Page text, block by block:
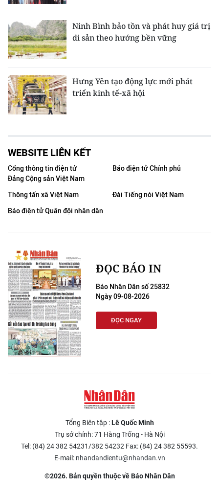
Ninh Bình bảo tồn và phát huy giá trị
di sản theo hướng bền vững
Hưng Yên tạo động lực mới phát
triển kinh tế-xã hội
WEBSITE LIÊN KẾT
Cổng thông tin điện tử
Đảng Cộng sản Việt Nam
Báo điện tử Chính phủ
Thông tấn xã Việt Nam
Đài Tiếng nói Việt Nam
Báo điện tử Quân đội nhân dân
ĐỌC BÁO IN
Báo Nhân Dân số 25832
Ngày 09-08-2026
ĐỌC NGAY
Tổng Biên tập :Lê Quốc Minh
Trụ sở chính: 71 Hàng Trống - Hà Nội
Tel: (84) 24 382 54231/382 54232 Fax: (84) 24 382 55593.
E-mail: nhandandientu@nhandan.vn
©2026. Bản quyền thuộc về Báo Nhân Dân